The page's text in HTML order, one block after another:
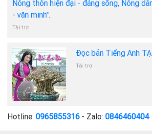
Nông thôn hiện đại - đáng sống, Nông
- văn minh".
Tài trợ
Đọc bản Tiếng Anh
Tài trợ
Hotline: 0965855316 - Zalo: 0846460404